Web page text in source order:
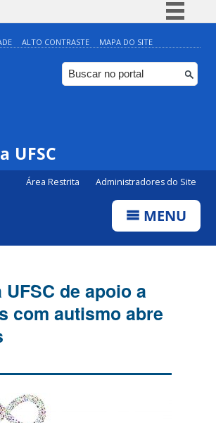
Simplifique!
Comunica BR
Participe
ALTO CONTRASTE MAPA DO SITE
UFSC
Área Restrita Administradores do Site
MENU
de apoio a
com autismo abre